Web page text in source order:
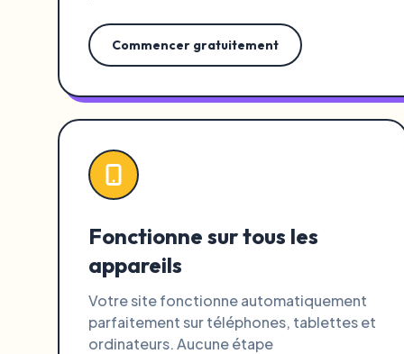
Commencer gratuitement
Fonctionne sur tous les
appareils
Votre site fonctionne automatiquement
parfaitement sur téléphones, tablettes et
ordinateurs. Aucune étape